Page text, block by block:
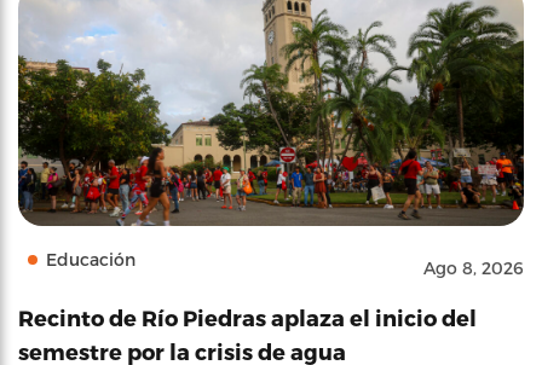
Educación Ago 8, 2026
Recinto de Río Piedras aplaza el inicio del
semestre por la crisis de agua